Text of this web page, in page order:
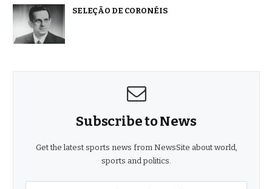
SELEÇÃO DE CORONÉIS
Subscribe to News
Get the latest sports news from NewsSite about world,
sports and politics.